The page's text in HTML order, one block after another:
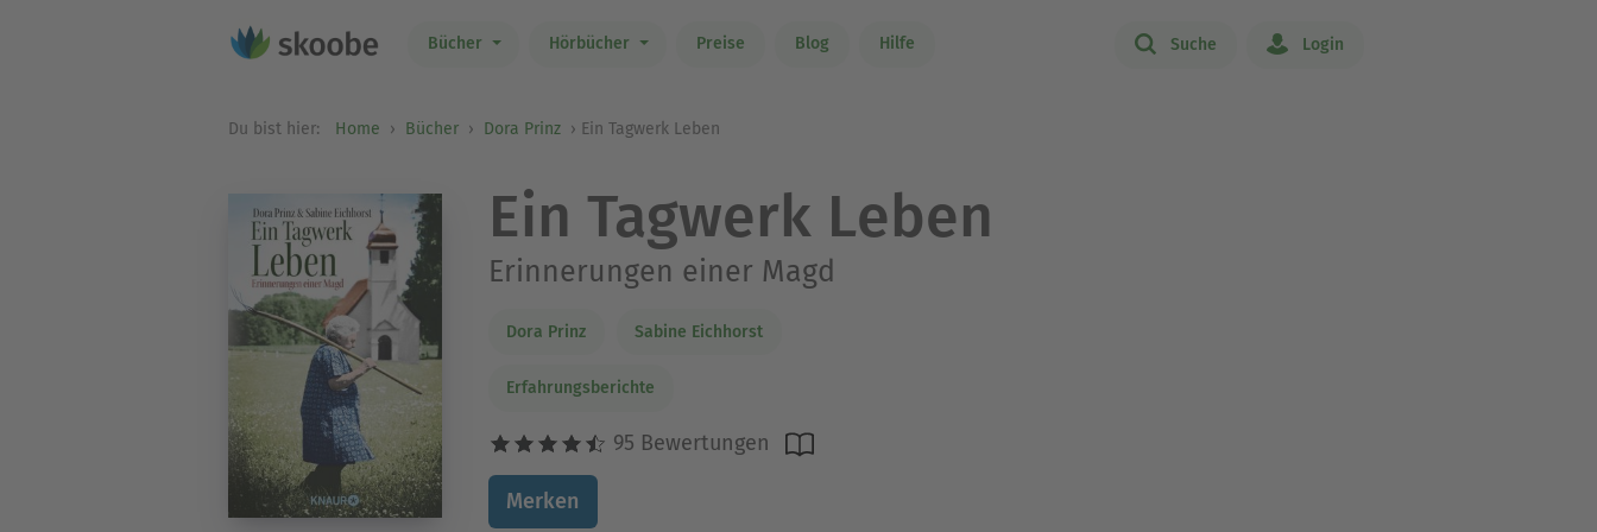
Bücher Hörbücher Preise Blog Hilfe Suche Login
Du bist hier: Home Bücher Dora Prinz Ein Tagwerk Leben
Ein Tagwerk Leben
Erinnerungen einer Magd
Dora Prinz Sabine Eichhorst
Erfahrungsberichte
95 Bewertungen
Merken